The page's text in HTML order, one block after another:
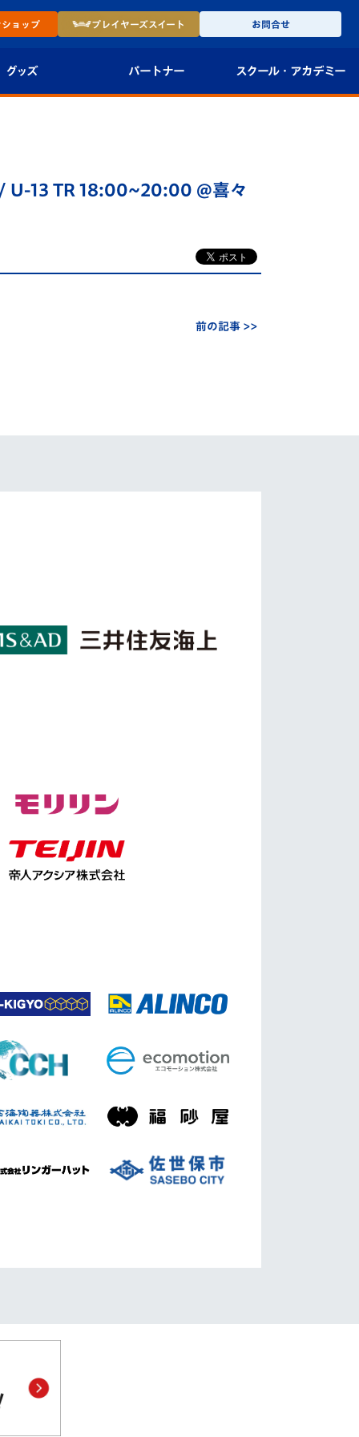
ショップ プレイヤーズスイート お問合せ
グッズ パートナー
法人限定 VIP BOX
スクール・ アカデミー
U-15
スクール
U-13 TR 18:00~20:00 @喜々
前の記事 >>